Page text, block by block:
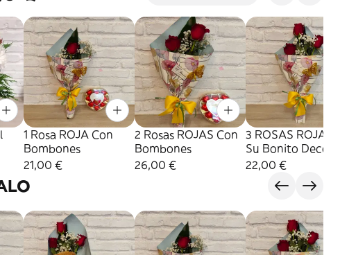
1 Rosa ROJA Con
Bombones
21,00 €
2 Rosas ROJAS Con
Bombones
26,00 €
3 ROSAS ROJAS
Su Bonito
22,00 €